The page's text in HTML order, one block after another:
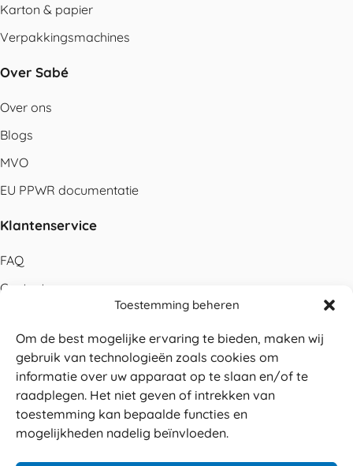
Toestemming beheren
Om de best mogelijke ervaring te bieden, maken wij
gebruik van technologieën zoals cookies om
informatie over uw apparaat op te slaan en/of te
raadplegen. Het niet geven of intrekken van
toestemming kan bepaalde functies en
mogelijkheden nadelig beïnvloeden.
Karton & papier
Verpakkingsmachines
Over Sabé
Over ons
Blogs
MVO
EU PPWR documentatie
Klantenservice
FAQ
Contact
Betalen
Levering
Retouren
Service en garantie